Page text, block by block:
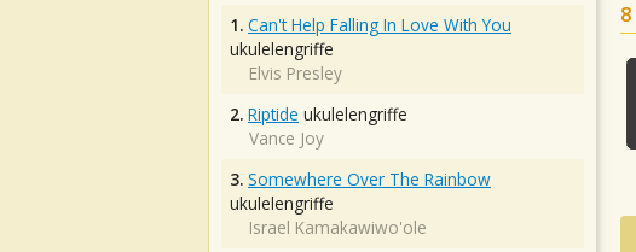
8
1. Can't Help Falling In Love With You
ukulelengriffe
Elvis Presley
2. Riptide ukulelengriffe
Vance Joy
3. Somewhere Over The Rainbow
ukulelengriffe
Israel Kamakawiwo'ole